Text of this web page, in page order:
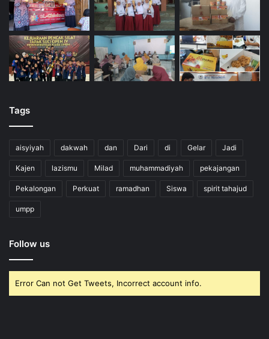
Tags
aisyiyah dakwah dan Dari di Gelar Jadi
Kajen lazismu Milad muhammadiyah pekajangan
Pekalongan Perkuat ramadhan Siswa spirit tahajud
umpp
Follow us
Error Can not Get Tweets, Incorrect account info.